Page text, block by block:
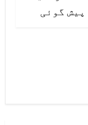
پیش گوئی